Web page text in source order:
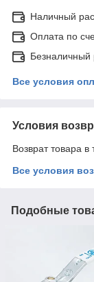
Наличный
Оплата по
Безналичный
Все условия
Условия
Возврат товара
Все условия
Подобные